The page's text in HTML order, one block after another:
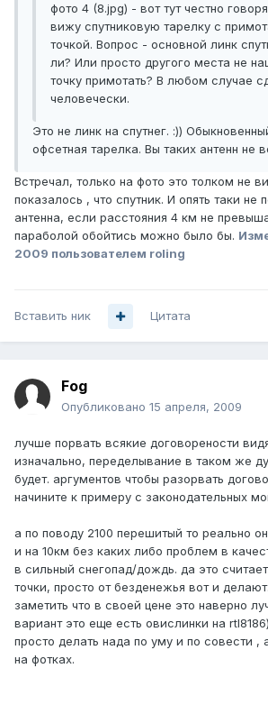
фото 4 (8.jpg) - вот тут честно
вижу спутниковую тарелку с
точкой. Вопрос - основной линк
ли? Или просто другого места не
точку примотать? В любом случае
человечески.
Это не линк на спутнег. :))
офсетная тарелка. Вы таких антенн не
Встречал, только на фото это толком не
показалось , что спутник. И опять таки не
антенна, если расстояния 4 км не
параболой обойтись можно было бы.
2009 пользователем roling
Вставить ник Цитата
Fog
Опубликовано 15 апреля, 2009
лучше порвать всякие договорености
изначально, переделывание в таком же
будет. аргументов чтобы разорвать
начините к примеру с законодательных
а по поводу 2100 перешитый то реально
и на 10км без каких либо проблем в
в сильный снегопад/дождь. да это
точки, просто от безденежья вот и
заметить что в своей цене это наверно
вариант это еще есть овислинки на rtl8186)
просто делать нада по уму и по совести ,
на фотках.